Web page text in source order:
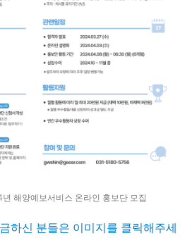
해양예보서비스 온라인 홍보단 모집
하신 분들은 이미지를 클릭해주세